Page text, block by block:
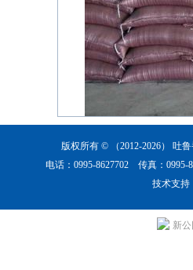
版权所有 © （2012-2026）吐
电话：0995-8627702 传真：
技术支持
新公